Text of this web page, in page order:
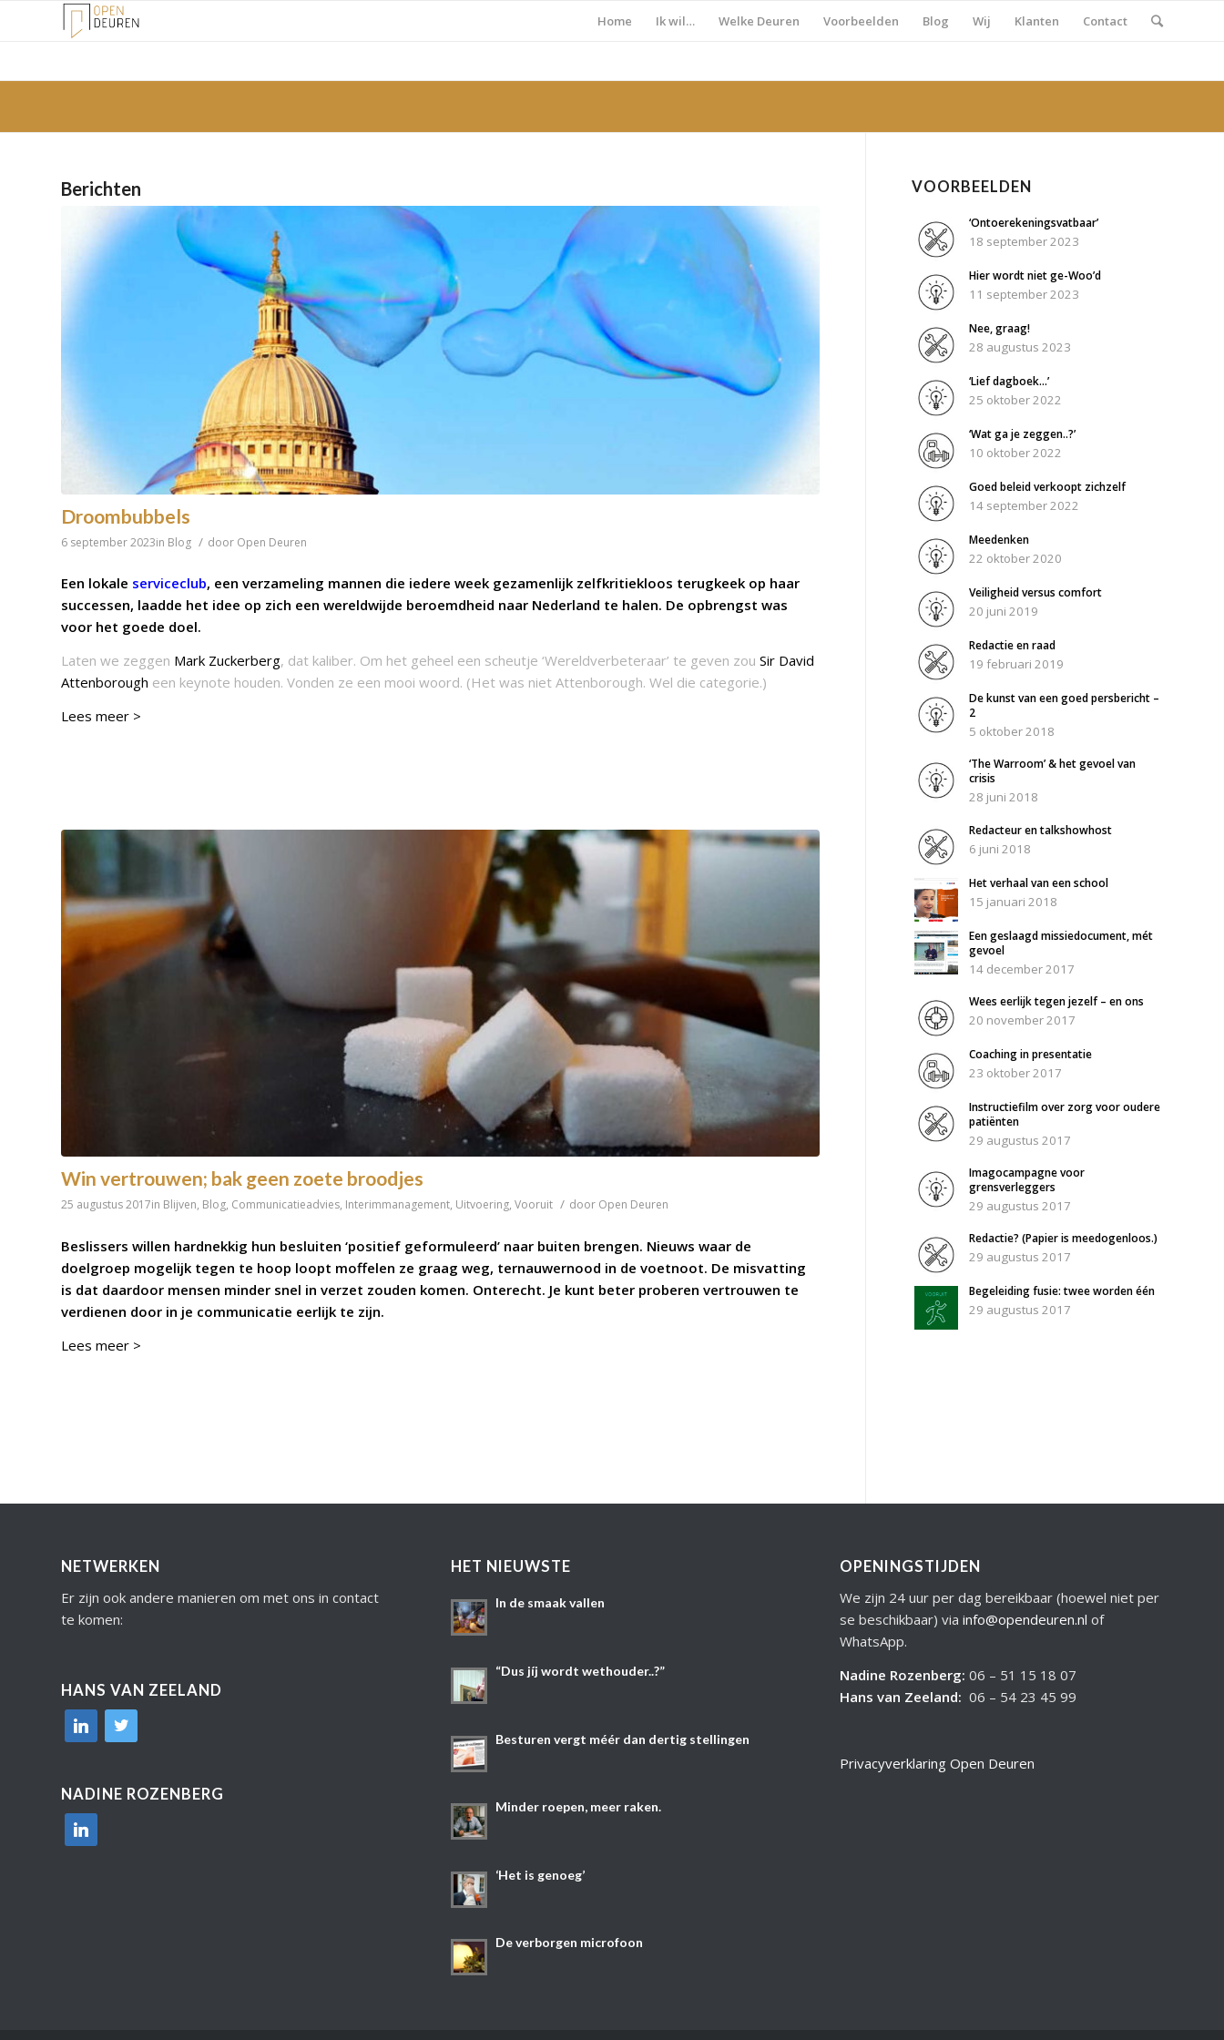
Home Ik wil… Welke Deuren Voorbeelden Blog Wij Klanten Contact
Berichten
Droombubbels
6 september 2023in Blog / door Open Deuren
Een lokale serviceclub, een verzameling mannen die iedere week gezamenlijk zelfkritiekloos terugkeek op haar
successen, laadde het idee op zich een wereldwijde beroemdheid naar Nederland te halen. De opbrengst was
voor het goede doel.
Laten we zeggen Mark Zuckerberg, dat kaliber. Om het geheel een scheutje ‘Wereldverbeteraar’ te geven zou Sir David
Attenborough een keynote houden. Vonden ze een mooi woord. (Het was niet Attenborough. Wel die categorie.)
Lees meer >
Win vertrouwen; bak geen zoete broodjes
25 augustus 2017in Blijven, Blog, Communicatieadvies, Interimmanagement, Uitvoering, Vooruit / door Open Deuren
Beslissers willen hardnekkig hun besluiten ‘positief geformuleerd’ naar buiten brengen. Nieuws waar de
doelgroep mogelijk tegen te hoop loopt moffelen ze graag weg, ternauwernood in de voetnoot. De misvatting
is dat daardoor mensen minder snel in verzet zouden komen. Onterecht. Je kunt beter proberen vertrouwen te
verdienen door in je communicatie eerlijk te zijn.
Lees meer >
VOORBEELDEN
‘Ontoerekeningsvatbaar’
18 september 2023
Hier wordt niet ge-Woo’d
11 september 2023
Nee, graag!
28 augustus 2023
‘Lief dagboek…’
25 oktober 2022
‘Wat ga je zeggen..?’
10 oktober 2022
Goed beleid verkoopt zichzelf
14 september 2022
Meedenken
22 oktober 2020
Veiligheid versus comfort
20 juni 2019
Redactie en raad
19 februari 2019
De kunst van een goed persbericht –
2
5 oktober 2018
‘The Warroom’ & het gevoel van
crisis
28 juni 2018
Redacteur en talkshowhost
6 juni 2018
Het verhaal van een school
15 januari 2018
Een geslaagd missiedocument, mét
gevoel
14 december 2017
Wees eerlijk tegen jezelf – en ons
20 november 2017
Coaching in presentatie
23 oktober 2017
Instructiefilm over zorg voor oudere
patiënten
29 augustus 2017
Imagocampagne voor
grensverleggers
29 augustus 2017
Redactie? (Papier is meedogenloos.)
29 augustus 2017
Begeleiding fusie: twee worden één
29 augustus 2017
NETWERKEN
Er zijn ook andere manieren om met ons in contact
te komen:
HANS VAN ZEELAND
linkedin
twitter
NADINE ROZENBERG
linkedin
HET NIEUWSTE
In de smaak vallen
“Dus jíj wordt wethouder..?”
Besturen vergt méér dan dertig stellingen
Minder roepen, meer raken.
‘Het is genoeg’
De verborgen microfoon
OPENINGSTIJDEN
We zijn 24 uur per dag bereikbaar (hoewel niet per
se beschikbaar) viainfo@opendeuren.nl of
WhatsApp.
Nadine Rozenberg:06 – 51 15 18 07
Hans van Zeeland:06 – 54 23 45 99
Privacyverklaring Open Deuren